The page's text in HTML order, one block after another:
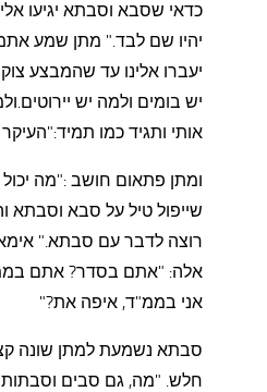
כדאי שסבא וסבתא יגיעו
יהיו שם לבד." מתן שמע
יעברו אלינו עד שהמבצע
יש בומים ולמה יש
אותי ותגיד כמו
ומתן פתאום חושב :"מה יכול
שייפול טיל על סבא וסבתא
רוצה לדבר עם סבתא."
אלה: "אתם בסדר? אתם
אני בממ"ד, איפה את?"
סבתא נשמעת למתן שונה
חלש. "מה, גם סבים וסבתות